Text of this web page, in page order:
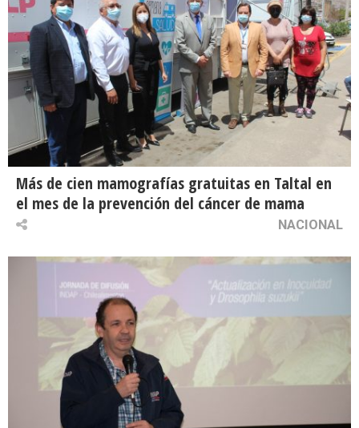
Más de cien mamografías gratuitas en Taltal en
el mes de la prevención del cáncer de mama
NACIONAL